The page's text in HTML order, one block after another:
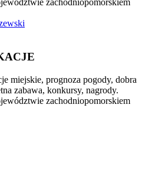
zachodniopomorskiem
miejskie, prognoza pogody, dobra
zabawa, konkursy, nagrody.
zachodniopomorskiem